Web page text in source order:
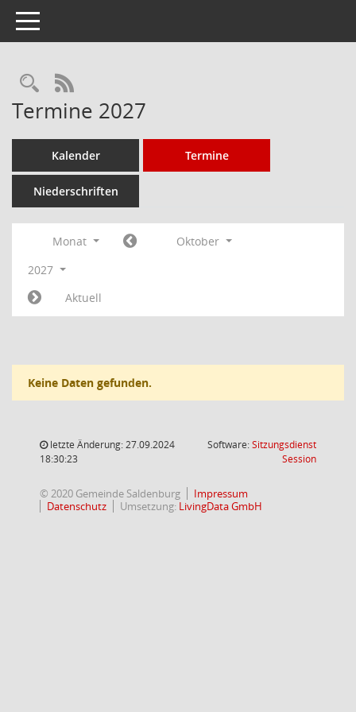
Toggle navigation
Rechercheauswahl
RSS-Feed
Termine 2027
Kalender Termine
Niederschriften
Monat
Oktober
2027
Aktuell
Keine Daten gefunden.
letzte Änderung: 27.09.2024
18:30:23
Software:Sitzungsdienst
Session(Wird in
© 2020 Gemeinde Saldenburg
Impressum
Datenschutz
Umsetzung: LivingData GmbH